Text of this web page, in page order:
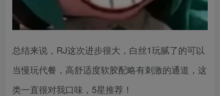
总结来说，RJ这次进步很大，白丝1玩腻了的可以
当慢玩代餐，高舒适度软胶配略有刺激的通道，这
类一直很对我口味，5星推荐！